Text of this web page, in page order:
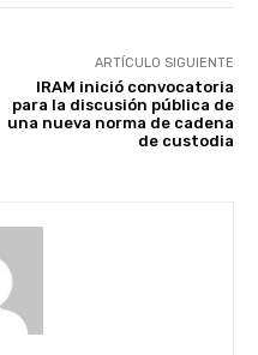
ARTÍCULO SIGUIENTE
IRAM inició convocatoria
para la discusión pública de
una nueva norma de cadena
de custodia